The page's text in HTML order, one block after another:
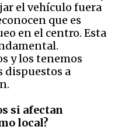
el vehículo fuera
que es
en el centro. Esta
y los tenemos
dispuestos a
si afectan
local?